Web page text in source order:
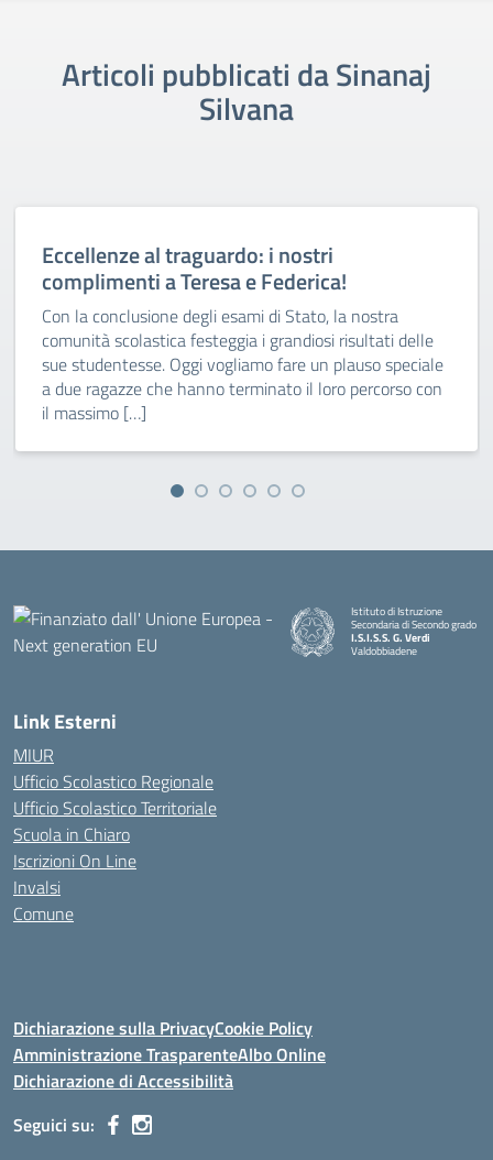
Articoli pubblicati da Sinanaj
Silvana
Eccellenze al traguardo: i nostri
complimenti a Teresa e Federica!
Con la conclusione degli esami di Stato, la nostra
comunità scolastica festeggia i grandiosi risultati delle
sue studentesse. Oggi vogliamo fare un plauso speciale
a due ragazze che hanno terminato il loro percorso con
il massimo […]
Istituto di Istruzione
Secondaria di Secondo grado
I.S.I.S.S. G. Verdi
Valdobbiadene
Link Esterni
MIUR
Ufficio Scolastico Regionale
Ufficio Scolastico Territoriale
Scuola in Chiaro
Iscrizioni On Line
Invalsi
Comune
Dichiarazione sulla PrivacyCookie Policy
Amministrazione TrasparenteAlbo Online
Dichiarazione di Accessibilità
Seguici su: